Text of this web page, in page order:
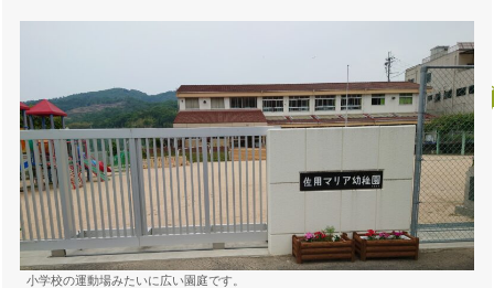
小学校の運動場みたいに広い園庭です。